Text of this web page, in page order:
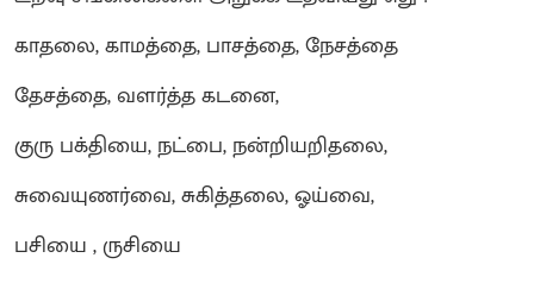
காதலை, காமத்தை, பாசத்தை, நேசத்தை
தேசத்தை, வளர்த்த கடனை,
குரு பக்தியை, நட்பை, நன்றியறிதலை,
சுவையுணர்வை, சுகித்தலை, ஓய்வை,
பசியை , ருசியை